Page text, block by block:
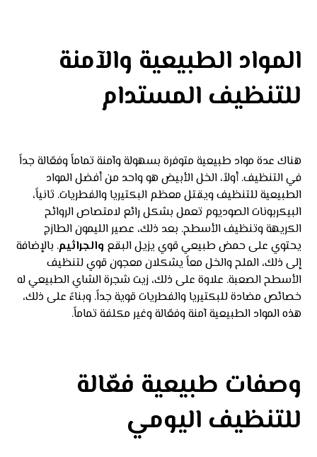
المواد الطبيعية والآمنة
للتنظيف المستدام
هناك عدة مواد طبيعية متوفرة بسهولة وآمنة تماماً وفعّالة جداً
في التنظيف. أولاً، الخل الأبيض هو واحد من أفضل المواد
الطبيعية للتنظيف ويقتل معظم البكتيريا والفطريات. ثانياً،
البيكربونات الصوديوم تعمل بشكل رائع لامتصاص الروائح
الكريهة وتنظيف الأسطح. بعد ذلك، عصير الليمون الطازج
يحتوي على حمض طبيعي قوي يزيل البقع والجراثيم. بالإضافة
إلى ذلك، الملح والخل معاً يشكلان معجون قوي لتنظيف
الأسطح الصعبة. علاوة على ذلك، زيت شجرة الشاي الطبيعي له
خصائص مضادة للبكتيريا والفطريات قوية جداً. وبناءً على ذلك،
هذه المواد الطبيعية آمنة وفعّالة وغير مكلفة تماماً.
وصفات طبيعية فعّالة
للتنظيف اليومي